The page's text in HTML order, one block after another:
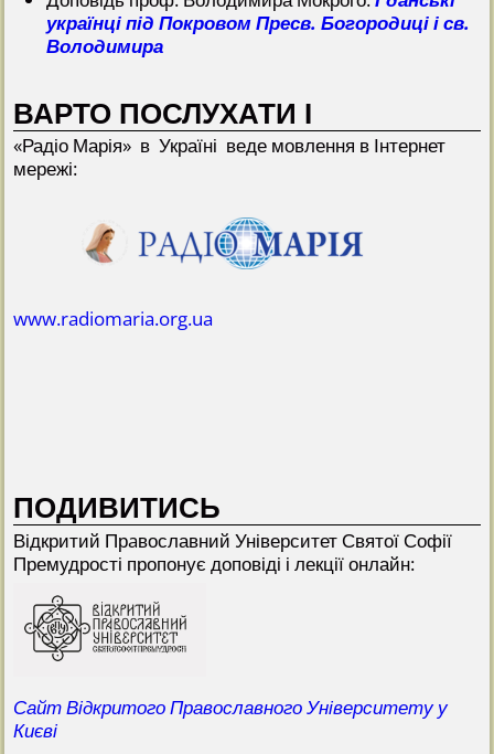
українці під Покровом Пресв. Богородиці і св.
Володимира
ВАРТО ПОСЛУХАТИ І
«Радіо Марія» в Україні веде мовлення в Інтернет
мережі:
www.radiomaria.org.ua
ПОДИВИТИСЬ
Відкритий Прaвославний Університет Святої Софії
Премудрості пропонує доповіді і лекції онлайн:
Сайт Відкритого Православного Університету у
Києві